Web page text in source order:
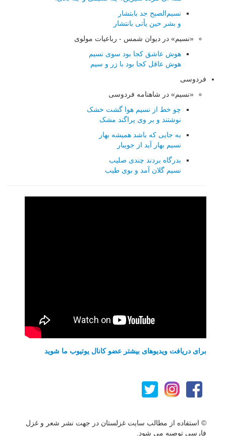
نسیم‌الصبح جد بابتشار
و بشر حین یأتی بانتشار
«نسیم» در دیوان شمس - رباعیات مولوی
هوش عاشق کجا بود سوی نسیم
هوش عاقل کجا بود با زر و سیم
فردوسی
«نسیم» در شاهنامه فردوسی
چو خط از نسیم هوا گشت خشک
نوشتند و بر وی پراگند مشک
به جایی که باشد همیشه بهار
نسیم بهار آید از جویبار
بدرگاه بردند چندی صلیب
نسیم گلان آمد و بوی طیب
برای دریافت ویدیوهای بیشتر عضو کانال یوتیوب ما شوید
© استفاده از مطالب سایت غزلستان در جهت نشر شعر و غزل
فارسی توصیه می شود.